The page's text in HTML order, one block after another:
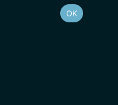
OK